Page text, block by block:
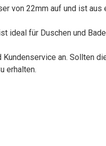
von 22mm auf und ist
für Duschen und
an. Sollten
erhalten.